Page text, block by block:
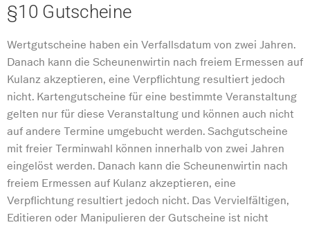
§10 Gutscheine
Wertgutscheine haben ein Verfallsdatum von zwei Jahren.
Danach kann die Scheunenwirtin nach freiem Ermessen auf
Kulanz akzeptieren, eine Verpflichtung resultiert jedoch
nicht. Kartengutscheine für eine bestimmte Veranstaltung
gelten nur für diese Veranstaltung und können auch nicht
auf andere Termine umgebucht werden. Sachgutscheine
mit freier Terminwahl können innerhalb von zwei Jahren
eingelöst werden. Danach kann die Scheunenwirtin nach
freiem Ermessen auf Kulanz akzeptieren, eine
Verpflichtung resultiert jedoch nicht. Das Vervielfältigen,
Editieren oder Manipulieren der Gutscheine ist nicht